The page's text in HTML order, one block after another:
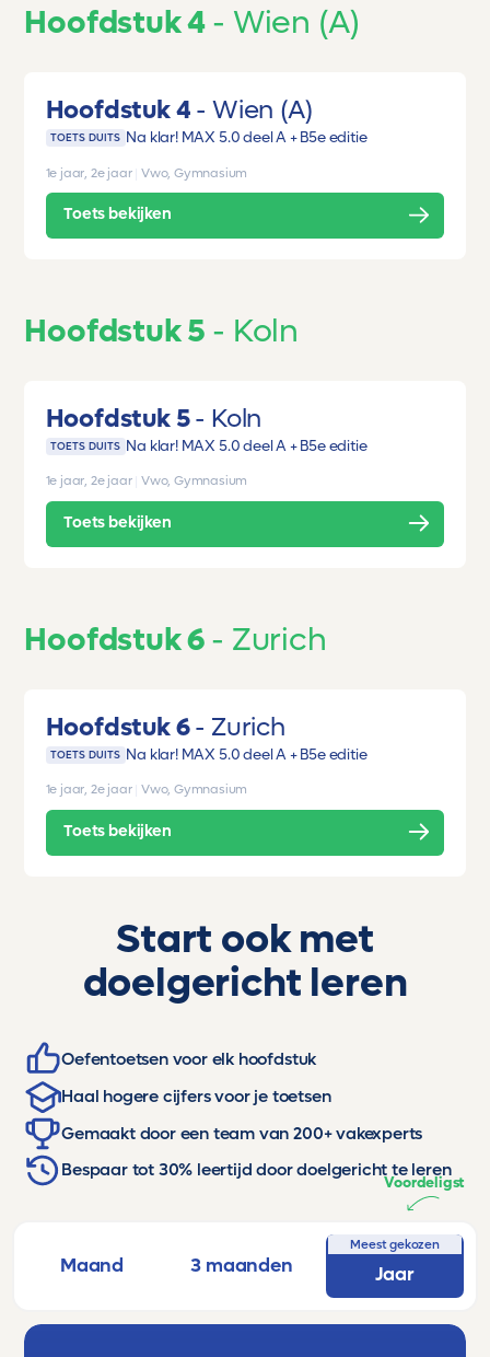
Hoofdstuk 4 Wien (A)
Hoofdstuk 4 Wien (A)
TOETS DUITS Na klar! MAX 5.0 deel A + B5e editie
1e jaar, 2e jaar Vwo, Gymnasium
Toets bekijken
Hoofdstuk 5 Koln
Hoofdstuk 5 Koln
TOETS DUITS Na klar! MAX 5.0 deel A + B5e editie
1e jaar, 2e jaar Vwo, Gymnasium
Toets bekijken
Hoofdstuk 6 Zurich
Hoofdstuk 6 Zurich
TOETS DUITS Na klar! MAX 5.0 deel A + B5e editie
1e jaar, 2e jaar Vwo, Gymnasium
Toets bekijken
Start ook met
doelgericht leren
Oefentoetsen voor elk hoofdstuk
Haal hogere cijfers voor je toetsen
Gemaakt door een team van 200+ vakexperts
Bespaar tot 30% leertijd door doelgericht te leren
Maand 3 maanden
Meest gekozen
Jaar
Voordeligst